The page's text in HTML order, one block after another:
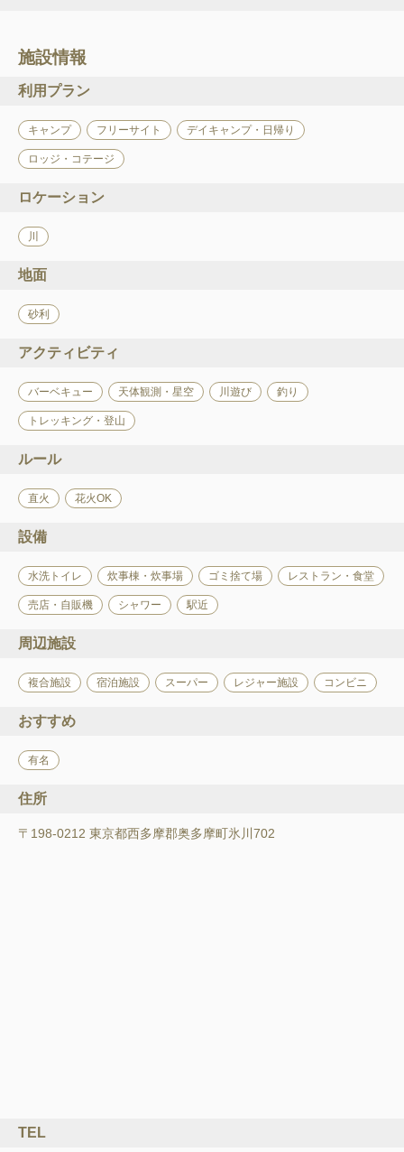
施設情報
利用プラン
キャンプ フリーサイト デイキャンプ・日帰り
ロッジ・コテージ
ロケーション
川
地面
砂利
アクティビティ
バーベキュー 天体観測・星空 川遊び 釣り
トレッキング・登山
ルール
直火 花火OK
設備
水洗トイレ 炊事棟・炊事場 ゴミ捨て場 レストラン・食堂
売店・自販機 シャワー 駅近
周辺施設
複合施設 宿泊施設 スーパー レジャー施設 コンビニ
おすすめ
有名
住所
〒198-0212 東京都西多摩郡奥多摩町氷川702
TEL